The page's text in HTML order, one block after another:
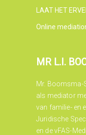
LAAT HET
Online
MR L.I.
Mr. Boomsma-
als mediator
van familie- en
Juridische
en de vFAS-